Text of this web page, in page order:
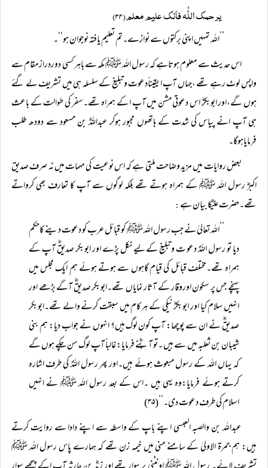
یرحمک اللّٰہ فانک علیم معلم(۳۴)
’’اللہ تمہیں اپنی برکتوں سے نوازے۔تم تعلیم یافتہ نوجوان ہو‘‘۔
اس حدیث سے معلوم ہوتاہے کہ رسول اللہ ﷺ مکہ سے باہر کسی دوردراز مقام سے
واپس لوٹ رہے تھے ،جہاں آپ ا یقیناًدعوت وتبلیغ کے سلسلہ ہی میں تشریف لے گئے
ہوں گے،اور ابوبکرؓ اس دعوتی مشن میں آپ ا کے ہمراہ تھے۔سفر کی طوالت کے باعث
ہی آپ انے پیاس کی شدت کے ہاتھوں مجبور ہوکر عبداللہؓ بن مسعود سے دودھ طلب
فرمایاہوگا۔
بعض روایات میں مزید وضاحت ملتی ہے کہ اس نوعیت کی مہمات میں نہ صرف صدیق
اکبرؓ رسول اللہ ﷺ کے ہمراہ ہوتے تھے بلکہ لوگوں سے آپ کا تعارف بھی کرواتے
تھے۔حضرت علیؓکا بیان ہے :
’’اللہ تعالیٰ نے جب رسول اللہ ﷺ کو قبائل عرب کو دعوت دینے کاحکم
دیا تو رسول اللہؐ دعو ت وتبلیغ کے لیے نکل پڑے اور ابوبکر صدیقؓ آپ کے
ہمراہ تھے۔مختلف قبائل کی قیام گاہوں سے ہوتے ہوئے ہم ایک مجلس میں
پہنچے جس پر سکون اوروقار کے آثار نمایاں تھے۔ابوبکر صدیقؓ آگے بڑھے اور
انہیں سلام کیا اور ابوبکرؓ نیکی کے ہرکام میں سبقت کرنے والے تھے۔ابوبکر
صدیقؓ نے ان سے پوچھا: آپ کون لوگ ہیں؟ انہوں نے جواب دیا: ہم بنی
شیبان بن ثعلبہ میں سے ہیں ۔تو آپؓنے فرمایا: غالباً آپ لوگ سن چکے ہوں گے
کہ یہاں اللہ کے رسول مبعوث ہوئے ہیں۔اور پھر رسول اللہؐ کی طرف اشارہ
کرتے ہوئے فرمایا:وہ یہی ہیں ۔اس کے بعد رسول اللہ ﷺ نے انہیں
اسلام کی طرف دعوت دی۔‘‘(۳۵)
عبداللہ بن والصبہ العبسی اپنے باپ کے واسطہ سے اپنے دادا سے روایت کرتے
ہیں: ہم جمرۃ الاولیٰ کے سامنے منی میں خیمہ زن تھے کہ ہمارے پاس رسول اللہ ﷺ